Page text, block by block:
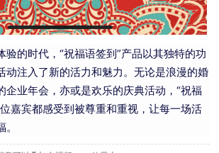
验的时代，“祝福语签到”产品以其独特的功
动注入了新的活力和魅力。无论是浪漫的婚
企业年会，亦或是欢乐的庆典活动，“祝福
嘉宾都感受到被尊重和重视，让每一场活